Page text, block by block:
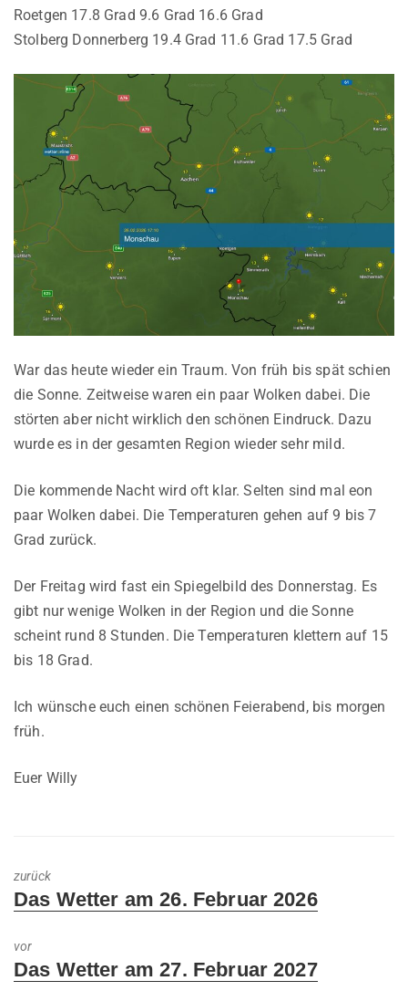
Roetgen 17.8 Grad 9.6 Grad 16.6 Grad
Stolberg Donnerberg 19.4 Grad 11.6 Grad 17.5 Grad
War das heute wieder ein Traum. Von früh bis spät schien
die Sonne. Zeitweise waren ein paar Wolken dabei. Die
störten aber nicht wirklich den schönen Eindruck. Dazu
wurde es in der gesamten Region wieder sehr mild.
Die kommende Nacht wird oft klar. Selten sind mal eon
paar Wolken dabei. Die Temperaturen gehen auf 9 bis 7
Grad zurück.
Der Freitag wird fast ein Spiegelbild des Donnerstag. Es
gibt nur wenige Wolken in der Region und die Sonne
scheint rund 8 Stunden. Die Temperaturen klettern auf 15
bis 18 Grad.
Ich wünsche euch einen schönen Feierabend, bis morgen
früh.
Euer Willy
zurück
Previous
Das Wetter am 26. Februar 2026
vor
Next
Das Wetter am 27. Februar 2027